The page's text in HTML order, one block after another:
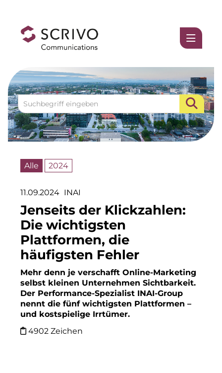
Medienmitteilungen
1337UGC
ACCUMULATA
Accumulata Operations (AOP)
AIM
BHB Unternehmensgruppe
City 1 Group
Clean Intralogistics Net (CIN)
Clean Power Net (CPN)
Dennis Hoppa
CSMM
DEGIV
Die Macherei
Alle 2024
11.09.2024 INAI
Jenseits der Klickzahlen:
Die wichtigsten
Plattformen, die
häufigsten Fehler
Mehr denn je verschafft Online-Marketing
selbst kleinen Unternehmen Sichtbarkeit.
Der Performance-Spezialist INAI-Group
nennt die fünf wichtigsten Plattformen –
und kostspielige Irrtümer.
4902 Zeichen